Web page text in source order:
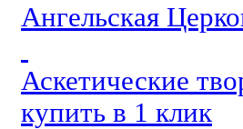
Ангельская
Аскетические
купить в 1 клик